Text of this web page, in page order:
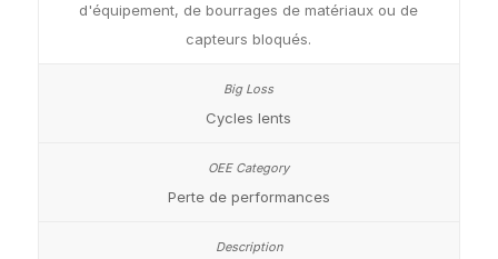
d'équipement, de bourrages de matériaux ou de
capteurs bloqués.
Cycles lents
Perte de performances